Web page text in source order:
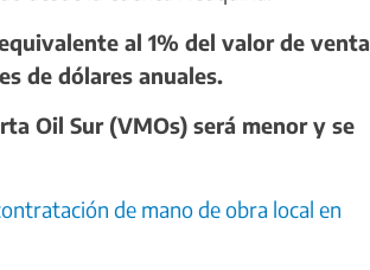
al 1% del valor de venta
de dólares anuales.
Oil Sur (VMOs) será menor y se
de mano de obra local en